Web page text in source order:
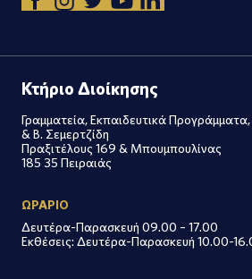
Κτήριο Διοίκησης
Γραμματεία, Εκπαιδευτικά Προγράμματα,
& Β. Σεμερτζίδη
Πραξιτέλους 169 & Μπουμπουλίνας
185 35 Πειραιάς
ΩΡΑΡΙΟ
Δευτέρα-Παρασκευή 09.00 – 17.00
Εκθέσεις: Δευτέρα-Παρασκευή 10.00-